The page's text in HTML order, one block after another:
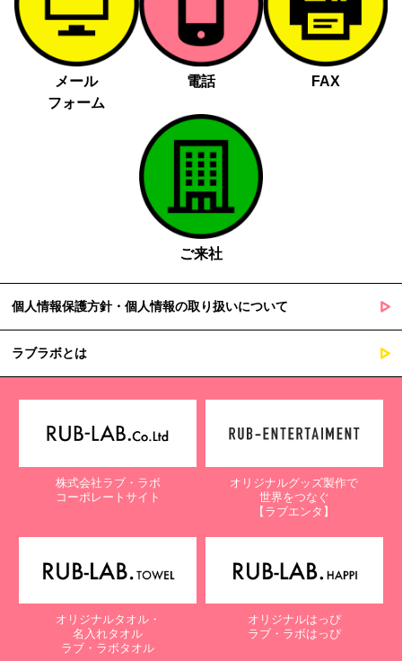
メール
フォーム
電話 FAX
ご来社
個人情報保護方針・個人情報の取り扱いについて
ラブラボとは
株式会社ラブ・ラボ
コーポレートサイト
オリジナルグッズ製作で
世界をつなぐ
【ラブエンタ】
オリジナルタオル・
名入れタオル
ラブ・ラボタオル
オリジナルはっぴ
ラブ・ラボはっぴ